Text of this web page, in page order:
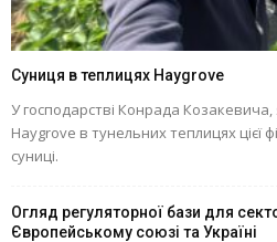
Суниця в теплицях Haygrove
У господарстві Конрада
Haygrove в тунельних теплицях цієї
суниці.
Огляд регуляторної бази для
Європейському союзі та Україні